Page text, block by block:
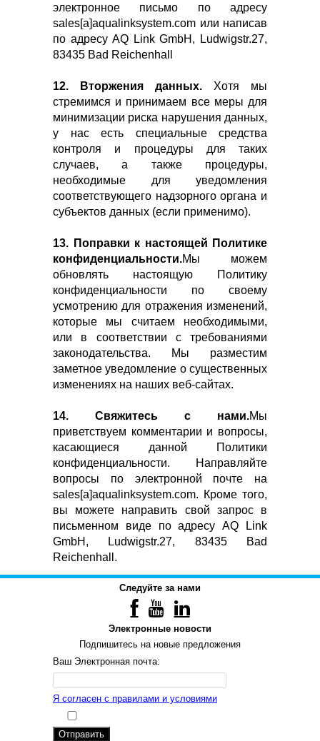
электронное письмо по адресу
sales[a]aqualinksystem.com или написав
по адресу AQ Link GmbH, Ludwigstr.27,
83435 Bad Reichenhall
12. Вторжения данных. Хотя мы
стремимся и принимаем все меры для
минимизации риска нарушения данных,
у нас есть специальные средства
контроля и процедуры для таких
случаев, а также процедуры,
необходимые для уведомления
соответствующего надзорного органа и
субъектов данных (если применимо).
13. Поправки к настоящей Политике
конфиденциальности.Мы можем
обновлять настоящую Политику
конфиденциальности по своему
усмотрению для отражения изменений,
которые мы считаем необходимыми,
или в соответствии с требованиями
законодательства. Мы разместим
заметное уведомление о существенных
изменениях на наших веб-сайтах.
14. Свяжитесь с нами.Мы
приветствуем комментарии и вопросы,
касающиеся данной Политики
конфиденциальности. Направляйте
вопросы по электронной почте на
sales[a]aqualinksystem.com. Кроме того,
вы можете направить свой запрос в
письменном виде по адресу AQ Link
GmbH, Ludwigstr.27, 83435 Bad
Reichenhall.
Следуйте за нами
Электронные новости
Подпишитесь на новые предложения
Ваш Электронная почта:
Я согласен с правилами и условиями
Отправить